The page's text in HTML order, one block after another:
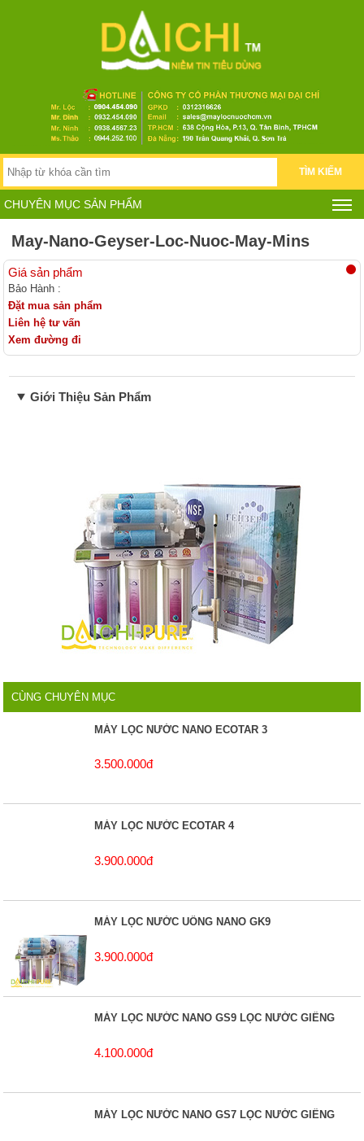
TÌM KIẾM
CHUYÊN MỤC SẢN PHẨM
May-Nano-Geyser-Loc-Nuoc-May-Mins
Giá sản phẩm
Bảo Hành :
Đặt mua sản phẩm
Liên hệ tư vấn
Xem đường đi
Giới Thiệu Sản Phẩm
CÙNG CHUYÊN MỤC
MÁY LỌC NƯỚC NANO ECOTAR 3
3.500.000đ
MÁY LỌC NƯỚC ECOTAR 4
3.900.000đ
MÁY LỌC NƯỚC UỐNG NANO GK9
3.900.000đ
MÁY LỌC NƯỚC NANO GS9 LỌC NƯỚC GIẾNG
4.100.000đ
MÁY LỌC NƯỚC NANO GS7 LỌC NƯỚC GIẾNG